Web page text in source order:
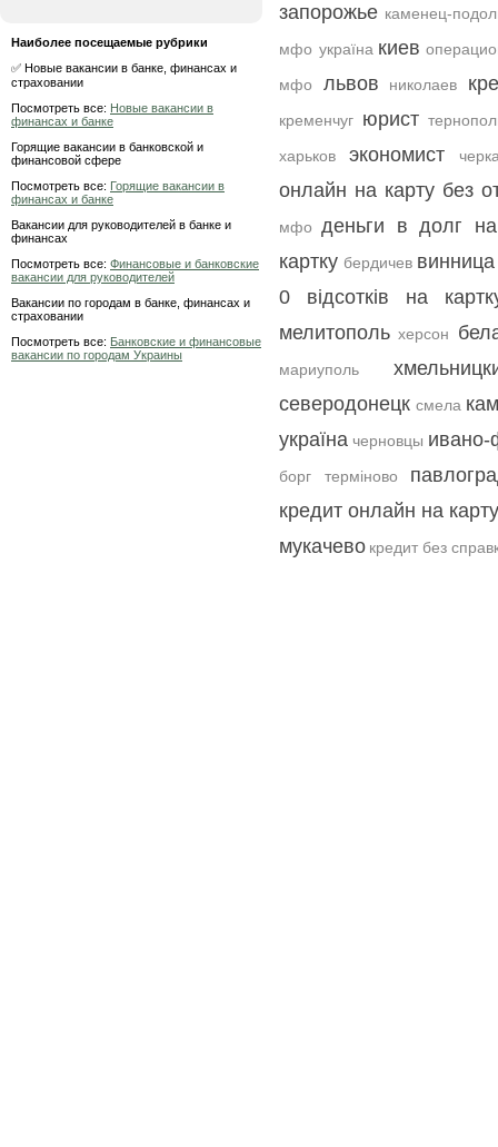
Наиболее посещаемые рубрики
✅ Новые вакансии в банке, финансах и
страховании
Посмотреть все: Новые вакансии в
финансах и банке
Горящие вакансии в банковской и
финансовой сфере
Посмотреть все: Горящие вакансии в
финансах и банке
Вакансии для руководителей в банке и
финансах
Посмотреть все: Финансовые и банковские
вакансии для руководителей
Вакансии по городам в банке, финансах и
страховании
Посмотреть все: Банковские и финансовые
вакансии по городам Украины
запорожье каменец-
мфо україна киев
мфо
львов николаев
кременчуг юрист
харьков
экономист
онлайн на карту без
мфо деньги в долг
картку бердичев винница
0 відсотків на
мелитополь херсон
мариуполь
северодонецк смела
україна черновцы ивано-
борг терміново
кредит онлайн на
мукачево кредит без